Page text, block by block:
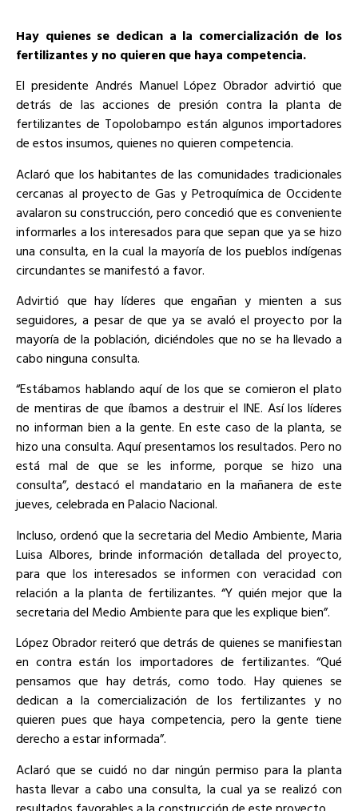
Hay quienes se dedican a la comercialización de los
fertilizantes y no quieren que haya competencia.
El presidente Andrés Manuel López Obrador advirtió que
detrás de las acciones de presión contra la planta de
fertilizantes de Topolobampo están algunos importadores
de estos insumos, quienes no quieren competencia.
Aclaró que los habitantes de las comunidades tradicionales
cercanas al proyecto de Gas y Petroquímica de Occidente
avalaron su construcción, pero concedió que es conveniente
informarles a los interesados para que sepan que ya se hizo
una consulta, en la cual la mayoría de los pueblos indígenas
circundantes se manifestó a favor.
Advirtió que hay líderes que engañan y mienten a sus
seguidores, a pesar de que ya se avaló el proyecto por la
mayoría de la población, diciéndoles que no se ha llevado a
cabo ninguna consulta.
“Estábamos hablando aquí de los que se comieron el plato
de mentiras de que íbamos a destruir el INE. Así los líderes
no informan bien a la gente. En este caso de la planta, se
hizo una consulta. Aquí presentamos los resultados. Pero no
está mal de que se les informe, porque se hizo una
consulta”, destacó el mandatario en la mañanera de este
jueves, celebrada en Palacio Nacional.
Incluso, ordenó que la secretaria del Medio Ambiente, Maria
Luisa Albores, brinde información detallada del proyecto,
para que los interesados se informen con veracidad con
relación a la planta de fertilizantes. “Y quién mejor que la
secretaria del Medio Ambiente para que les explique bien”.
López Obrador reiteró que detrás de quienes se manifiestan
en contra están los importadores de fertilizantes. “Qué
pensamos que hay detrás, como todo. Hay quienes se
dedican a la comercialización de los fertilizantes y no
quieren pues que haya competencia, pero la gente tiene
derecho a estar informada”.
Aclaró que se cuidó no dar ningún permiso para la planta
hasta llevar a cabo una consulta, la cual ya se realizó con